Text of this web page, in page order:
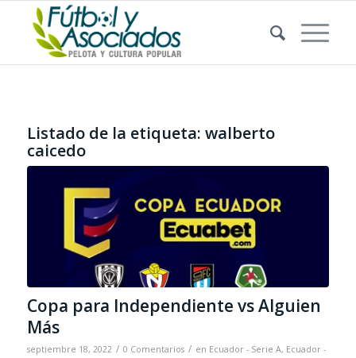
Listado de la etiqueta: walberto
caicedo
Copa para Independiente vs Alguien
Más
septiembre 18, 2022 / 0 Comentarios / en Ecuador - Serie A, Ecuador -